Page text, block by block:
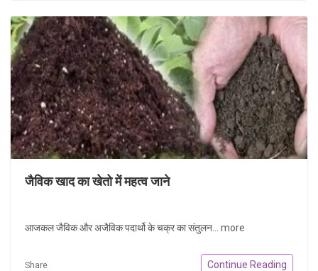
जैविक खाद का खेतो में महत्व जाने
आजकल जैविक और अजैविक पदार्थो के चक्र का संतुलन... more
Share Continue Reading